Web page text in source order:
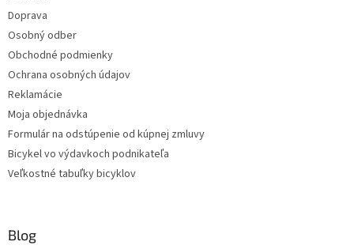
Doprava
Osobný odber
Obchodné podmienky
Ochrana osobných údajov
Reklamácie
Moja objednávka
Formulár na odstúpenie od kúpnej zmluvy
Bicykel vo výdavkoch podnikateľa
Veľkostné tabuľky bicyklov
Blog